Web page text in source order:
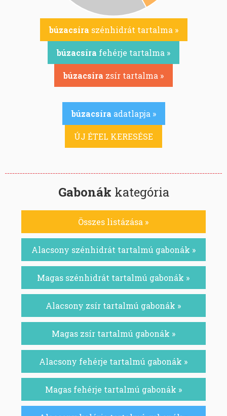
búzacsíra szénhidrát tartalma »
búzacsíra fehérje tartalma »
búzacsíra zsír tartalma »
búzacsíra adatlapja »
ÚJ ÉTEL KERESÉSE
Gabonák kategória
Összes listázása »
Alacsony szénhidrát tartalmú gabonák »
Magas szénhidrát tartalmú gabonák »
Alacsony zsír tartalmú gabonák »
Magas zsír tartalmú gabonák »
Alacsony fehérje tartalmú gabonák »
Magas fehérje tartalmú gabonák »